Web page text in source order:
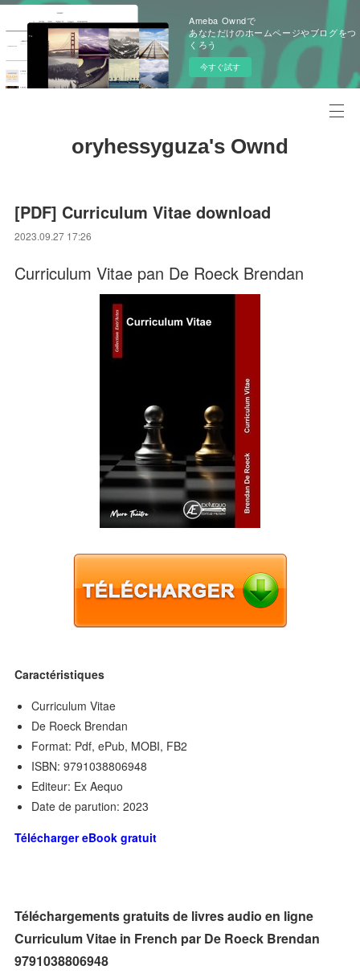
Ameba Owndで
あなただけのホームページやブログをつ
くろう
今すぐ試す
oryhessyguza's Ownd
[PDF] Curriculum Vitae download
2023.09.27 17:26
Curriculum Vitae pan De Roeck Brendan
Caractéristiques
Curriculum Vitae
De Roeck Brendan
Format: Pdf, ePub, MOBI, FB2
ISBN: 9791038806948
Editeur: Ex Aequo
Date de parution: 2023
Télécharger eBook gratuit
Téléchargements gratuits de livres audio en ligne
Curriculum Vitae in French par De Roeck Brendan
9791038806948